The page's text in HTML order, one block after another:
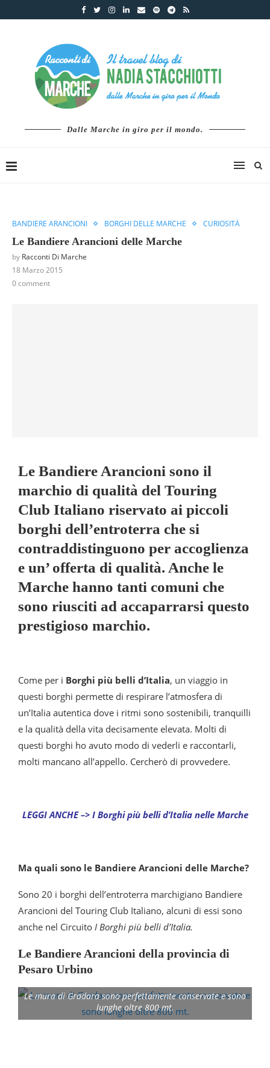
Dalle Marche in giro per il mondo.
BANDIERE ARANCIONI BORGHI DELLE MARCHE CURIOSITÀ
Le Bandiere Arancioni delle Marche
by Racconti Di Marche
18 Marzo 2015
0 comment
Le Bandiere Arancioni sono il
marchio di qualità del Touring
Club Italiano riservato ai piccoli
borghi dell’entroterra che si
contraddistinguono per accoglienza
e un’ offerta di qualità. Anche le
Marche hanno tanti comuni che
sono riusciti ad accaparrarsi questo
prestigioso marchio.
Come per i Borghi più belli d’Italia, un viaggio in
questi borghi permette di respirare l’atmosfera di
un’Italia autentica dove i ritmi sono sostenibili, tranquilli
e la qualità della vita decisamente elevata. Molti di
questi borghi ho avuto modo di vederli e raccontarli,
molti mancano all’appello. Cercherò di provvedere.
LEGGI ANCHE –> I Borghi più belli d’Italia nelle Marche
Ma quali sono le Bandiere Arancioni delle Marche?
Sono 20 i borghi dell’entroterra marchigiano Bandiere
Arancioni del Touring Club Italiano, alcuni di essi sono
anche nel Circuito I Borghi più belli d’Italia.
Le Bandiere Arancioni della provincia di
Pesaro Urbino
Le mura di Gradara sono perfettamente conservate e sono
lunghe oltre 800 mt.